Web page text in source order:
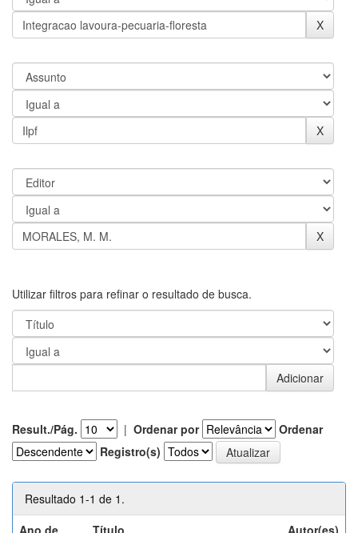
Utilizar filtros para refinar o resultado de busca.
Result./Pág. | Ordenar por
Ordenar
Registro(s)
Resultado 1-1 de 1.
Ano de
Título Autor(es)